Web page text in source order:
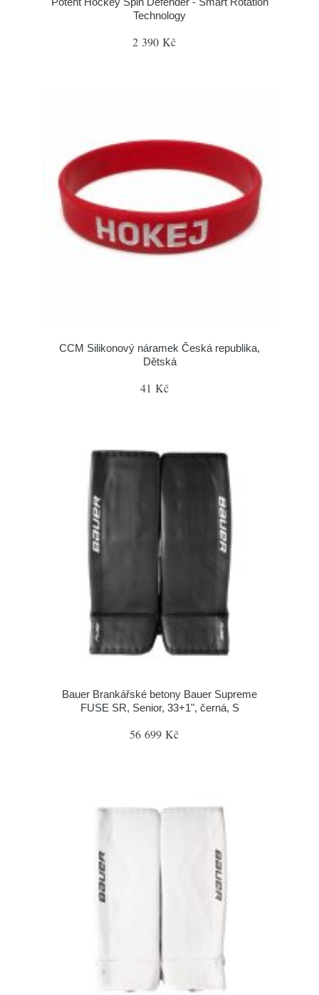
Technology
2 390 Kč
CCM Silikonový náramek Česká republika,
Dětská
41 Kč
Bauer Brankářské betony Bauer Supreme
FUSE SR, Senior, 33+1", černá, S
56 699 Kč